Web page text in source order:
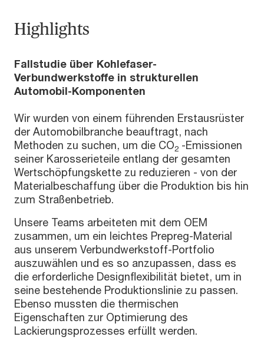
Highlights
Fallstudie über Kohlefaser-
Verbundwerkstoffe in strukturellen
Automobil-Komponenten
Wir wurden von einem führenden Erstausrüster
der Automobilbranche beauftragt, nach
Methoden zu suchen, um die CO2 -Emissionen
seiner Karosserieteile entlang der gesamten
Wertschöpfungskette zu reduzieren - von der
Materialbeschaffung über die Produktion bis hin
zum Straßenbetrieb.
Unsere Teams arbeiteten mit dem OEM
zusammen, um ein leichtes Prepreg-Material
aus unserem Verbundwerkstoff-Portfolio
auszuwählen und es so anzupassen, dass es
die erforderliche Designflexibilität bietet, um in
seine bestehende Produktionslinie zu passen.
Ebenso mussten die thermischen
Eigenschaften zur Optimierung des
Lackierungsprozesses erfüllt werden.